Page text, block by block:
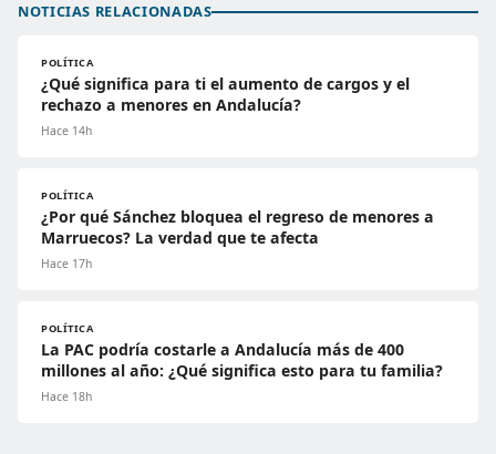
NOTICIAS RELACIONADAS
POLÍTICA
¿Qué significa para ti el aumento de cargos y el
rechazo a menores en Andalucía?
Hace 14h
POLÍTICA
¿Por qué Sánchez bloquea el regreso de menores a
Marruecos? La verdad que te afecta
Hace 17h
POLÍTICA
La PAC podría costarle a Andalucía más de 400
millones al año: ¿Qué significa esto para tu familia?
Hace 18h